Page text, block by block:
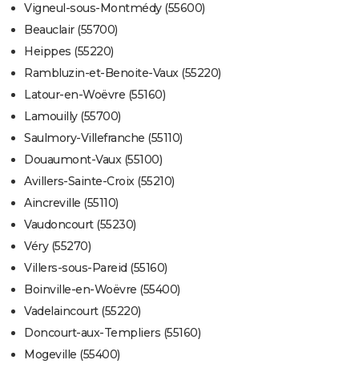
Vigneul-sous-Montmédy (55600)
Beauclair (55700)
Heippes (55220)
Rambluzin-et-Benoite-Vaux (55220)
Latour-en-Woëvre (55160)
Lamouilly (55700)
Saulmory-Villefranche (55110)
Douaumont-Vaux (55100)
Avillers-Sainte-Croix (55210)
Aincreville (55110)
Vaudoncourt (55230)
Véry (55270)
Villers-sous-Pareid (55160)
Boinville-en-Woëvre (55400)
Vadelaincourt (55220)
Doncourt-aux-Templiers (55160)
Mogeville (55400)